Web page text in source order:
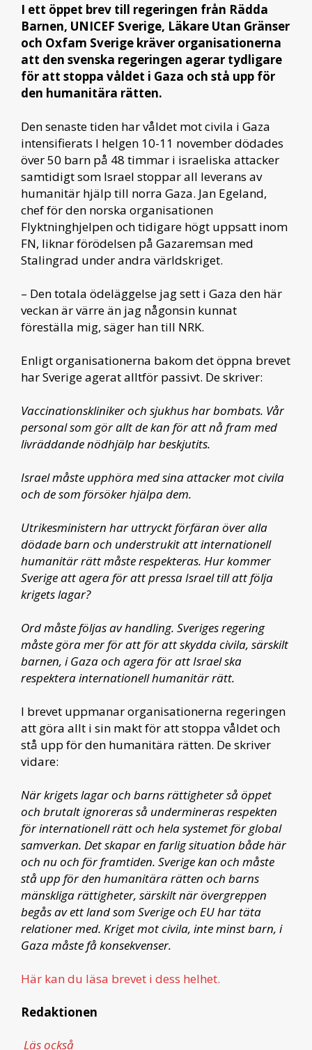
I ett öppet brev till regeringen från Rädda
Barnen, UNICEF Sverige, Läkare Utan Gränser
och Oxfam Sverige kräver organisationerna
att den svenska regeringen agerar tydligare
för att stoppa våldet i Gaza och stå upp för
den humanitära rätten.
Den senaste tiden har våldet mot civila i Gaza
intensifierats I helgen 10-11 november dödades
över 50 barn på 48 timmar i israeliska attacker
samtidigt som Israel stoppar all leverans av
humanitär hjälp till norra Gaza. Jan Egeland,
chef för den norska organisationen
Flyktninghjelpen och tidigare högt uppsatt inom
FN, liknar förödelsen på Gazaremsan med
Stalingrad under andra världskriget.
– Den totala ödeläggelse jag sett i Gaza den här
veckan är värre än jag någonsin kunnat
föreställa mig, säger han till NRK.
Enligt organisationerna bakom det öppna brevet
har Sverige agerat alltför passivt. De skriver:
Vaccinationskliniker och sjukhus har bombats. Vår
personal som gör allt de kan för att nå fram med
livräddande nödhjälp har beskjutits.
Israel måste upphöra med sina attacker mot civila
och de som försöker hjälpa dem.
Utrikesministern har uttryckt förfäran över alla
dödade barn och understrukit att internationell
humanitär rätt måste respekteras. Hur kommer
Sverige att agera för att pressa Israel till att följa
krigets lagar?
Ord måste följas av handling. Sveriges regering
måste göra mer för att för att skydda civila, särskilt
barnen, i Gaza och agera för att Israel ska
respektera internationell humanitär rätt.
I brevet uppmanar organisationerna regeringen
att göra allt i sin makt för att stoppa våldet och
stå upp för den humanitära rätten. De skriver
vidare:
När krigets lagar och barns rättigheter så öppet
och brutalt ignoreras så undermineras respekten
för internationell rätt och hela systemet för global
samverkan. Det skapar en farlig situation både här
och nu och för framtiden. Sverige kan och måste
stå upp för den humanitära rätten och barns
mänskliga rättigheter, särskilt när övergreppen
begås av ett land som Sverige och EU har täta
relationer med. Kriget mot civila, inte minst barn, i
Gaza måste få konsekvenser.
Här kan du läsa brevet i dess helhet.
Redaktionen
Läs också